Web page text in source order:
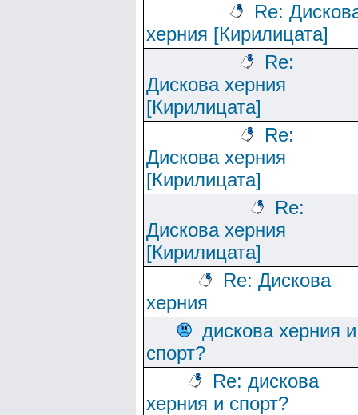
Re:
херния [Кирилицата]
Re:
Дискова херния
[Кирилицата]
Re:
Дискова херния
[Кирилицата]
Re:
Дискова херния
[Кирилицата]
Re: Дискова
херния
дискова херния и
спорт?
Re: дискова
херния и спорт?